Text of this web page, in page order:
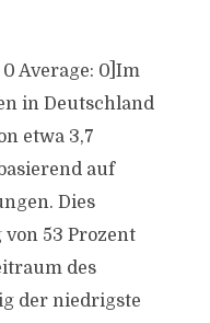
Average: 0]Im
in Deutschland
etwa 3,7
auf
Dies
53 Prozent
des
der niedrigste